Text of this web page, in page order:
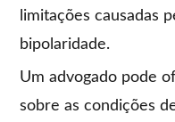
limitações causadas
bipolaridade.
Um advogado pode
sobre as condições